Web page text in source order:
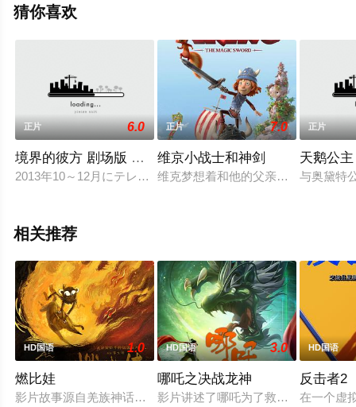
拉戈萨,佩塔·萨金特,Dionne·Quan等演员精彩演绎的美国电
视，更多相关信息可移步至豆瓣电影、电视猫或剧情网等
猜你喜欢
正片 6.0
境界的彼方 剧场版 未来篇
2013年10～12月にテレビアニメが放送された京都アニメーシ
正片 7.0
维京小战士和神剑
维克梦想着和他的父亲哈尔瓦尔一起
正片
天鹅公
与奥黛特
相关推荐
HD国语 1.0
燃比娃
影片故事源自羌族神话，讲述了一只被人类抚养长大的猴子，追
HD国语 3.0
哪吒之决战龙神
影片讲述了哪吒为了救出活祭的小孩
HD国语
反击者2
在一个虚